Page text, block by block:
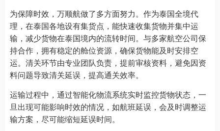
为保障时效，万顺航做了多方面努力。作为泰国全境代
理，在泰国各地设有集货点，能快速收集货物并集中运
输，减少货物在泰国境内的流转时间。与多家航空公司保
持合作，拥有稳定的舱位资源，确保货物能及时安排空
运。清关环节由专业团队负责，提前审核资料，避免因资
料问题导致清关延误，提高通关效率。
运输过程中，通过智能化物流系统实时监控货物状态，一
旦出现可能影响时效的情况，如航班延误，会及时调整运
输方案，尽可能缩短延误时间。